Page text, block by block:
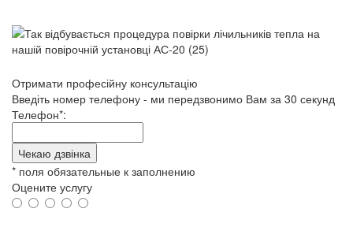
Отримати професійну консультацію
Введіть номер телефону - ми передзвонимо Вам за 30 секунд
Телефон*:
Чекаю дзвінка
* поля обязательные к заполнению
Оцените услугу